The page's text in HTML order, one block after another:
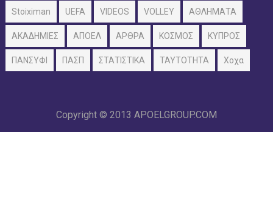
Stoiximan UEFA VIDEOS VOLLEY ΑΘΛΗΜΑΤΑ
ΑΚΑΔΗΜΙΕΣ ΑΠΟΕΛ ΑΡΘΡΑ ΚΟΣΜΟΣ ΚΥΠΡΟΣ
ΠΑΝΣΥΦΙ ΠΑΣΠ ΣΤΑΤΙΣΤΙΚΑ ΤΑΥΤΟΤΗΤΑ Χοχα
Copyright © 2013 APOELGROUP.COM